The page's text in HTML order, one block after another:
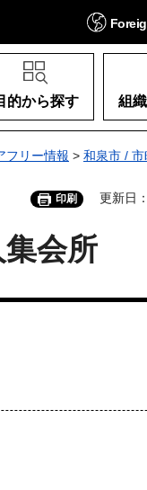
的から探す 組
フリー情報 > 和泉市 /
印刷 更新日
会所